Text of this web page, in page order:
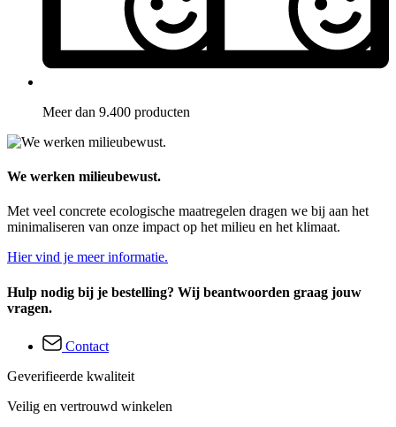
Meer dan 9.400 producten
We werken milieubewust.
Met veel concrete ecologische maatregelen dragen we bij aan het
minimaliseren van onze impact op het milieu en het klimaat.
Hier vind je meer informatie.
Hulp nodig bij je bestelling? Wij beantwoorden graag jouw
vragen.
Contact
Geverifieerde kwaliteit
Veilig en vertrouwd winkelen